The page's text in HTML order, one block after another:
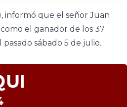
informó que el señor Juan
el ganador de los 37
sábado 5 de julio.